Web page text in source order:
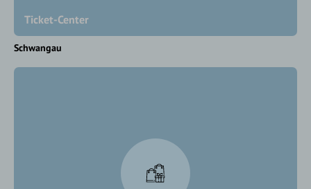
Ticket-Center
Schwangau